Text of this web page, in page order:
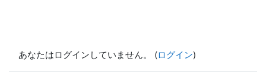
あなたはログインしていません。 (ログイン)